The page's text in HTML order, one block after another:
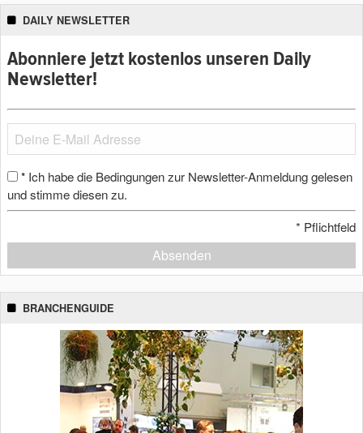
DAILY NEWSLETTER
Abonniere jetzt kostenlos unseren Daily
Newsletter!
* Ich habe die Bedingungen zur Newsletter-Anmeldung gelesen
und stimme diesen zu.
* Pflichtfeld
Absenden
BRANCHENGUIDE